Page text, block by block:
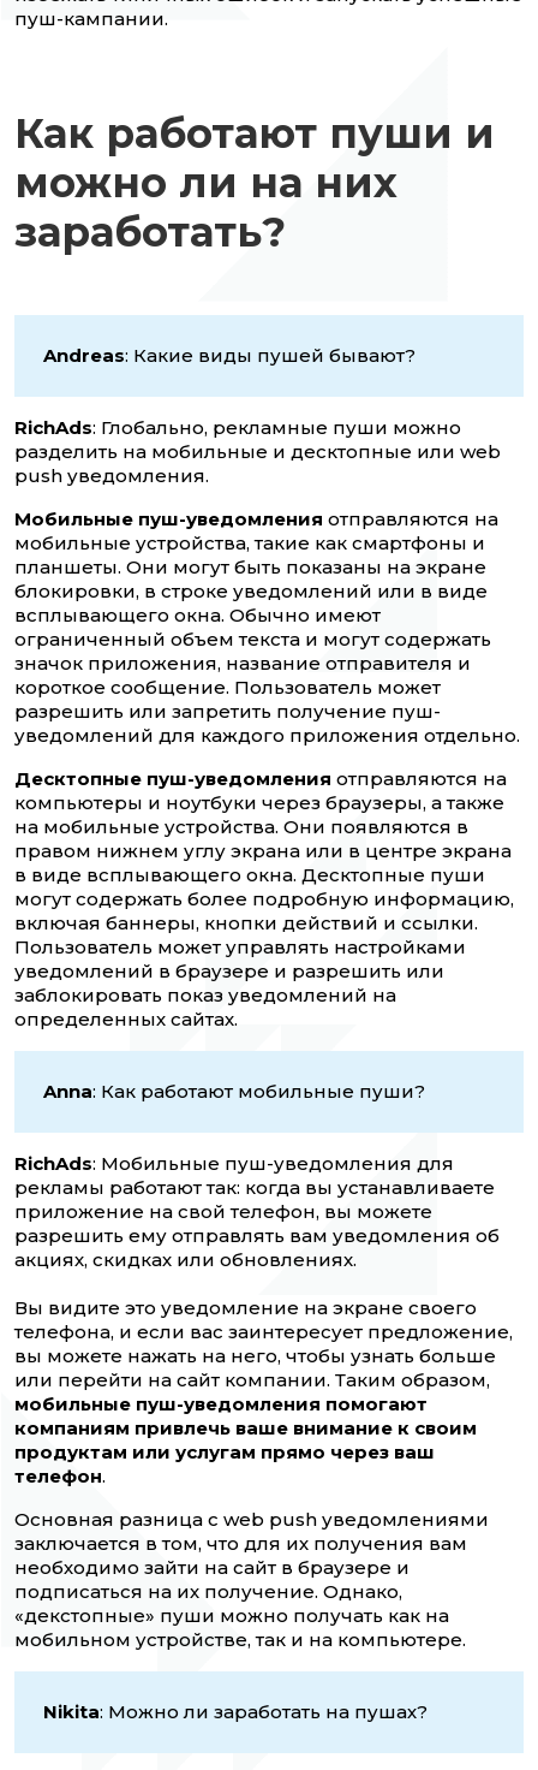
пуш-кампании.
Как работают пуши и
можно ли на них
заработать?
Andreas: Какие виды пушей бывают?
RichAds: Глобально, рекламные пуши можно
разделить на мобильные и десктопные или web
push уведомления.
Мобильные пуш-уведомления отправляются на
мобильные устройства, такие как смартфоны и
планшеты. Они могут быть показаны на экране
блокировки, в строке уведомлений или в виде
всплывающего окна. Обычно имеют
ограниченный объем текста и могут содержать
значок приложения, название отправителя и
короткое сообщение. Пользователь может
разрешить или запретить получение пуш-
уведомлений для каждого приложения отдельно.
Десктопные пуш-уведомления отправляются на
компьютеры и ноутбуки через браузеры, а также
на мобильные устройства. Они появляются в
правом нижнем углу экрана или в центре экрана
в виде всплывающего окна. Десктопные пуши
могут содержать более подробную информацию,
включая баннеры, кнопки действий и ссылки.
Пользователь может управлять настройками
уведомлений в браузере и разрешить или
заблокировать показ уведомлений на
определенных сайтах.
Anna: Как работают мобильные пуши?
RichAds: Мобильные пуш-уведомления для
рекламы работают так: когда вы устанавливаете
приложение на свой телефон, вы можете
разрешить ему отправлять вам уведомления об
акциях, скидках или обновлениях.
Вы видите это уведомление на экране своего
телефона, и если вас заинтересует предложение,
вы можете нажать на него, чтобы узнать больше
или перейти на сайт компании. Таким образом,
мобильные пуш-уведомления помогают
компаниям привлечь ваше внимание к своим
продуктам или услугам прямо через ваш
телефон.
Основная разница с web push уведомлениями
заключается в том, что для их получения вам
необходимо зайти на сайт в браузере и
подписаться на их получение. Однако,
«декстопные» пуши можно получать как на
мобильном устройстве, так и на компьютере.
Nikita: Можно ли заработать на пушах?